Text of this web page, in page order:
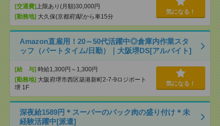
[交通費] 上限あり(月額)30,000円
[勤務地] 大久保(京都府)駅から車15分
気になる！
Amazon直雇用！20～50代活躍中◎倉庫内作業スタ
ッフ（パートタイム/日勤）｜大阪堺DS[アルバイト]
[給 与] 時給1,300円～1,300円
[勤務地] 大阪府堺市西区築港新町2-7-9ロジポート
堺 1F
気になる！
深夜給1589円＊スーパーのパック肉の盛り付け＊未
経験活躍中[派遣]